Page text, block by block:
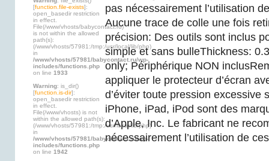
[function.file-exists]:
open_basedir restriction
in effect.
File(/www/vhosts/babycontact.ru)
is not within the allowed
path(s):
(/www/vhosts/57981:/tmp:/usr/local/lib/php)
in
/www/vhosts/57981/babycontact.ru/wp-
includes/functions.php
on line 1933
Warning: is_dir()
[function.is-dir]:
open_basedir restriction
in effect.
File(/www/vhosts) is not
within the allowed path(s):
(/www/vhosts/57981:/tmp:/usr/local/lib/php)
in
/www/vhosts/57981/babycontact.ru/wp-
includes/functions.php
on line 1942
pas nécessairement l’utilisation
Aucune trace de colle une fois
précision: Des outils sont inclus
simple et sans bulleThickness:
only; Périphérique NON
appliquer le protecteur d’écran
d’éviter toute pression excessive
iPhone, iPad, iPod sont des
d’Apple, Inc. Le fabricant ne
nécessairement l’utilisation de